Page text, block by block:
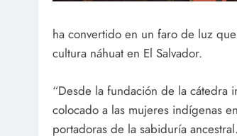
ha convertido en un faro de luz
cultura náhuat en El Salvador.
“Desde la fundación de la cátedra
colocado a las mujeres indígenas
portadoras de la sabiduría ancestral.